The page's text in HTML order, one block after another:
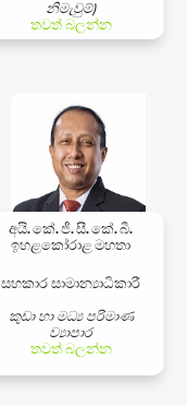
නිමැවුම්)
තවත් බලන්න
අයි. කේ. ජී. සී. කේ. බී.
ඉහළකෝරාළ මහතා
සහකාර සාමාන්‍යාධිකාරී
කුඩා හා මධ්‍ය පරිමාණ
ව්‍යාපාර
තවත් බලන්න